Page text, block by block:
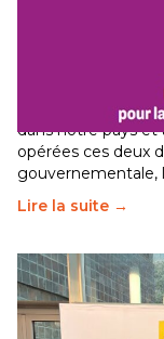
Le secteur
dans notre pays et
opérées ces deux
gouvernementale,
Lire la suite →